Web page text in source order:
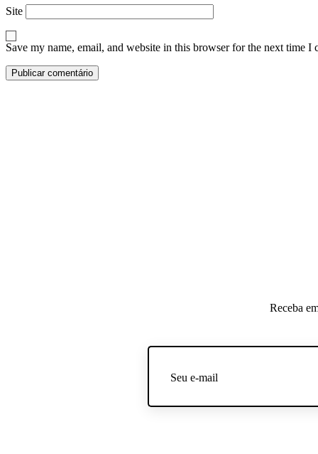
Site
Save my name, email, and website in this browser for the next time I
Receba